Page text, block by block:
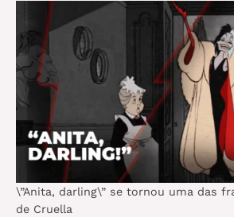
\”Anita, darling\” se tornou uma das
de Cruella